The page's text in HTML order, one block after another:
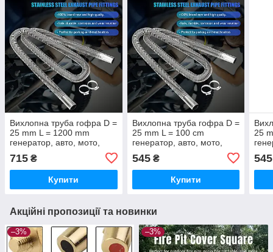
Вихлопна труба гофра D =
25 mm L = 1200 mm
генератор, авто, мото,
715 ₴
Купити
Вихлопна труба гофра D =
25 mm L = 100 cm
генератор, авто, мото,
545₴
Купити
25
545
Акційні пропозиції та новинки
–3% –3%